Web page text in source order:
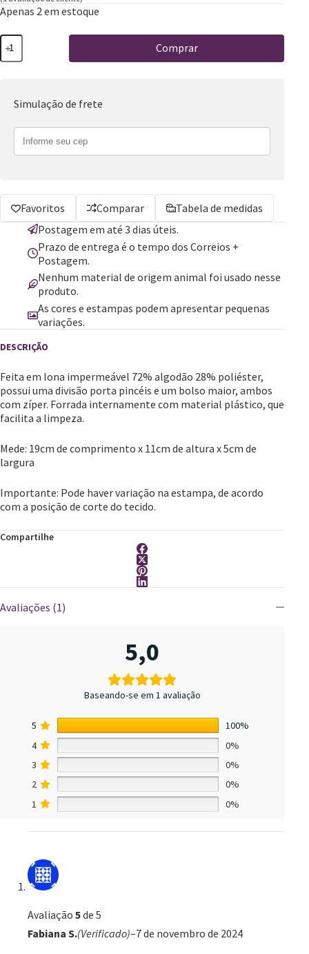
Apenas 2 em estoque
Comprar
Simulação de frete
Favoritos Comparar
Tabela de medidas
Postagem em até 3 dias úteis.
Prazo de entrega é o tempo dos Correios +
Postagem.
Nenhum material de origem animal foi usado nesse
produto.
As cores e estampas podem apresentar pequenas
variações.
Feita em lona impermeável 72% algodão 28% poliéster,
possui uma divisão porta pincéis e um bolso maior, ambos
com zíper. Forrada internamente com material plástico, que
facilita a limpeza.
Mede: 19cm de comprimento x 11cm de altura x 5cm de
largura
​Importante: Pode haver variação na estampa, de acordo
com a posição de corte do tecido.
Compartilhe
Avaliações (1)
5,0
Baseando-se em 1 avaliação
5
100%
4
0%
3
0%
2
0%
1
0%
Avaliação 5de 5
Fabiana S.(Verificado)–7 de novembro de 2024